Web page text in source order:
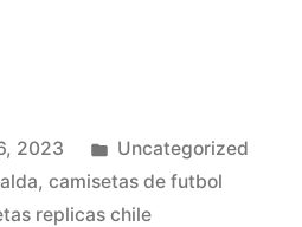
2023
Publicado
en
Uncategorized
, camisetas de futbol
replicas chile